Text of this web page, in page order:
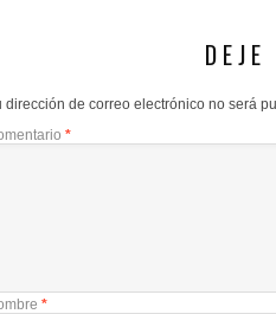
dirección de correo electrónico no será
*
*